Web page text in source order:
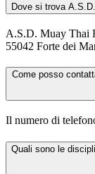
Dove si trova
A.S.D. Muay Thai
55042 Forte dei
Come posso
Il numero di
Quali sono le